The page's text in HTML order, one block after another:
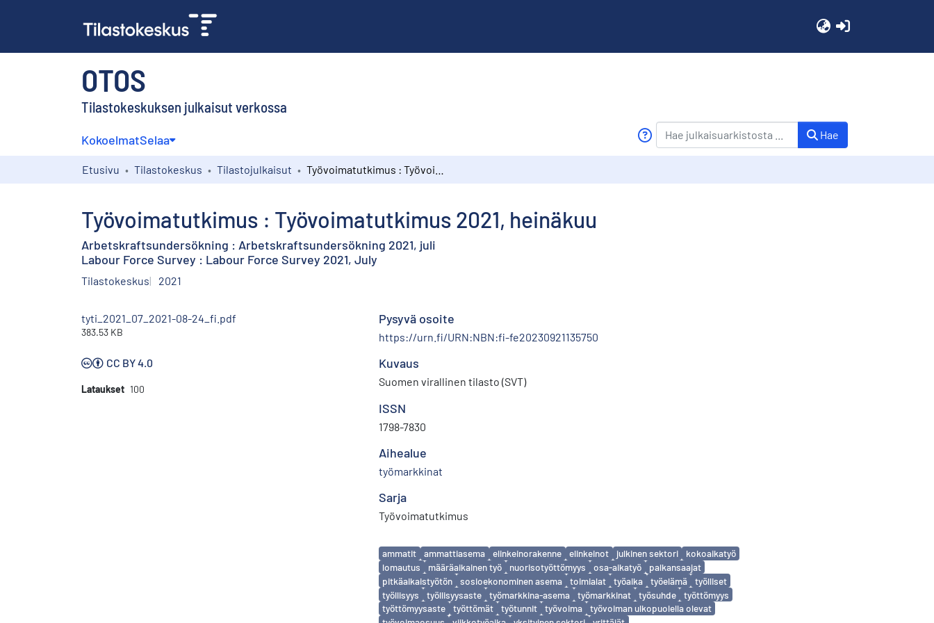
OTOS
Tilastokeskuksen julkaisut verkossa
KokoelmatSelaa Hae
Etusivu Tilastokeskus Tilastojulkaisut
Työvoimatutkimus : Työvoimatutkimus 2021, heinäkuu
Arbetskraftsundersökning : Arbetskraftsundersökning 2021, juli
Labour Force Survey : Labour Force Survey 2021, July
Tilastokeskus 2021
tyti_2021_07_2021-08-24_fi.pdf
383.53 KB
CC BY 4.0
Lataukset 100
Pysyvä osoite
https://urn.fi/URN:NBN:fi-fe20230921135750
Kuvaus
Suomen virallinen tilasto (SVT)
ISSN
1798-7830
Aihealue
työmarkkinat
Sarja
Työvoimatutkimus
Avainsanat
ammatit ammattiasema elinkeinorakenne elinkeinot julkinen sektori
kokoaikatyö
lomautus
määräaikainen työ nuorisotyöttömyys osa-aikatyö
palkansaajat
pitkäaikaistyötön
sosioekonominen asema toimialat työaika työelämä
työlliset
työllisyys
työllisyysaste työmarkkina-asema työmarkkinat työsuhde
työttömyys
työttömyysaste
työttömät työtunnit työvoima
työvoiman ulkopuolella olevat